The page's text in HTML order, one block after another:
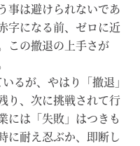
事は避けられないであ
字になる前、ゼロに近
この撤退の上手さが
るが、やはり「撤退」
り、次に挑戦されて行
には「失敗」はつきも
に耐え忍ぶか、即断し